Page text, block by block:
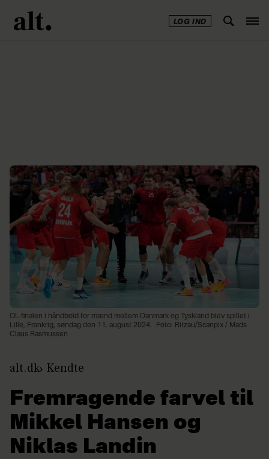
LOG IND
OL-finalen i håndbold for mænd mellem Danmark og Tyskland blev spillet i
Lille, Frankrig, søndag den 11. august 2024.
Foto: Ritzau/Scanpix / Mads
Claus Rasmussen
alt.dk Kendte
Fremragende farvel til
Mikkel Hansen og
Niklas Landin